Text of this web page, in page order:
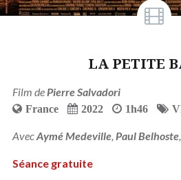
LA PETITE
Film dePierre Salvadori
France 2022 1h46
AvecAymé Medeville, Paul Belhoste,
Séance gratuite